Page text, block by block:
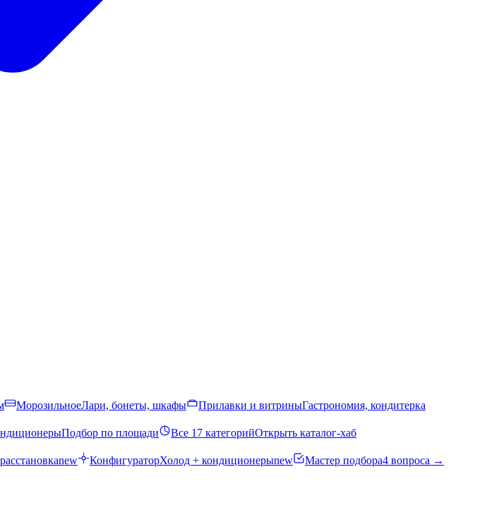
МорозильноеЛари, бонеты, шкафы Прилавки и витриныГастрономия, кондитерка
Подбор по площади Все 17 категорийОткрыть каталог-хаб
new КонфигураторХолод + кондиционерыnew Мастер подбора4 вопроса →